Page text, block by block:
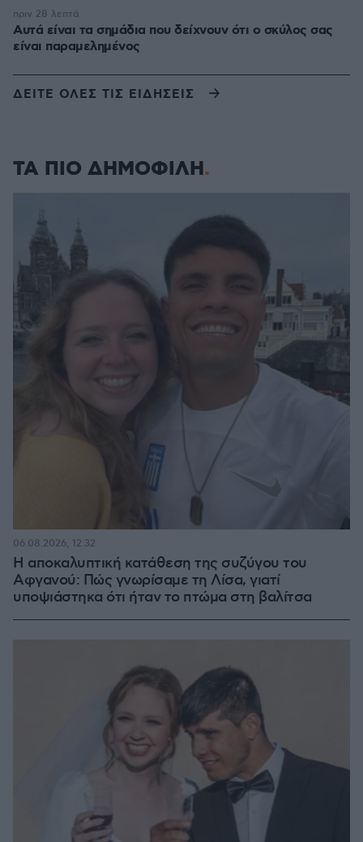
Αυτά είναι τα σημάδια που δείχνουν ότι ο σκύλος σας
είναι παραμελημένος
πριν 28 λεπτά
ΔΕΙΤΕ ΟΛΕΣ ΤΙΣ ΕΙΔΗΣΕΙΣ
ΤΑ ΠΙΟ ΔΗΜΟΦΙΛΗ
Η αποκαλυπτική κατάθεση της συζύγου του
Αφγανού: Πώς γνωρίσαμε τη Λίσα, γιατί
υποψιάστηκα ότι ήταν το πτώμα στη βαλίτσα
06.08.2026, 12:32